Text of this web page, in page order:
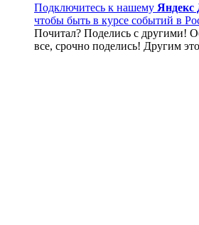
Подключитесь к нашему Яндекс
чтобы быть в курсе событий в
Почитал? Поделись с другими!
все, срочно поделись! Другим